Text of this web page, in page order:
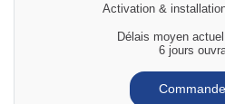
Activation &
Délais moyen
6 jours